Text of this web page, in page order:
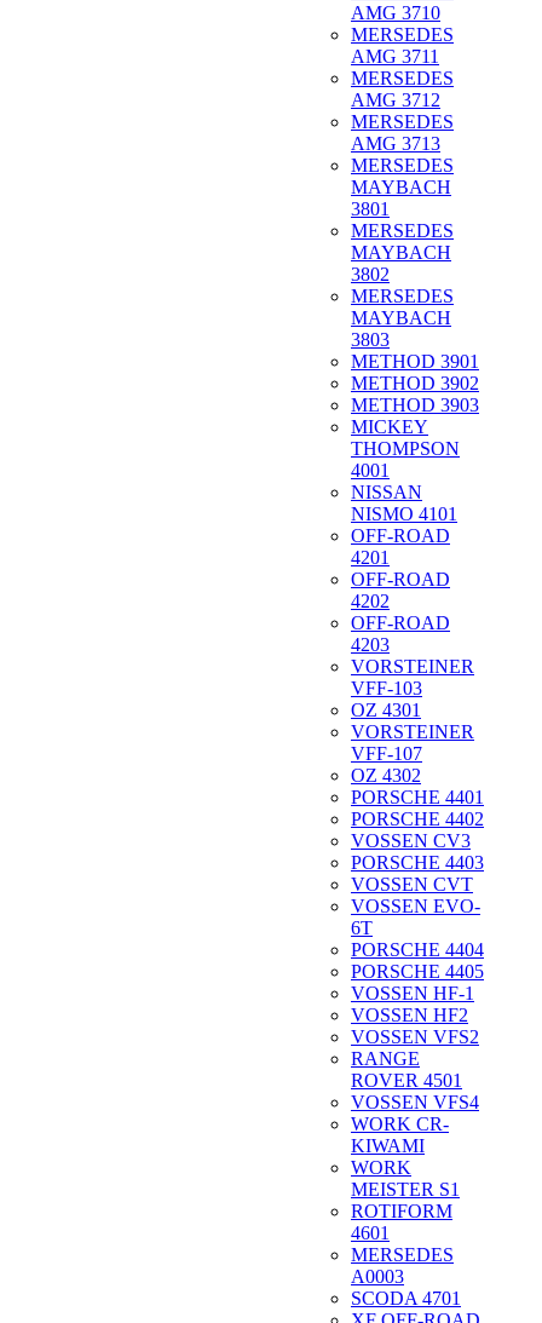
AMG 3710
MERSEDES
AMG 3711
MERSEDES
AMG 3712
MERSEDES
AMG 3713
MERSEDES
MAYBACH
3801
MERSEDES
MAYBACH
3802
MERSEDES
MAYBACH
3803
METHOD 3901
METHOD 3902
METHOD 3903
MICKEY
THOMPSON
4001
NISSAN
NISMO 4101
OFF-ROAD
4201
OFF-ROAD
4202
OFF-ROAD
4203
VORSTEINER
VFF-103
OZ 4301
VORSTEINER
VFF-107
OZ 4302
PORSCHE 4401
PORSCHE 4402
VOSSEN CV3
PORSCHE 4403
VOSSEN CVT
VOSSEN EVO-
6T
PORSCHE 4404
PORSCHE 4405
VOSSEN HF-1
VOSSEN HF2
VOSSEN VFS2
RANGE
ROVER 4501
VOSSEN VFS4
WORK CR-
KIWAMI
WORK
MEISTER S1
ROTIFORM
4601
MERSEDES
A0003
SCODA 4701